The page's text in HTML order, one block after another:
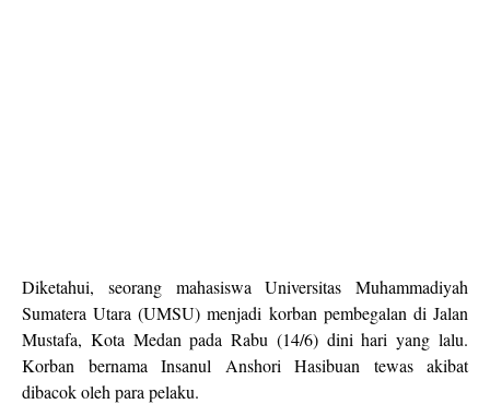
Diketahui, seorang mahasiswa Universitas Muhammadiyah
Sumatera Utara (UMSU) menjadi korban pembegalan di Jalan
Mustafa, Kota Medan pada Rabu (14/6) dini hari yang lalu.
Korban bernama Insanul Anshori Hasibuan tewas akibat
dibacok oleh para pelaku.